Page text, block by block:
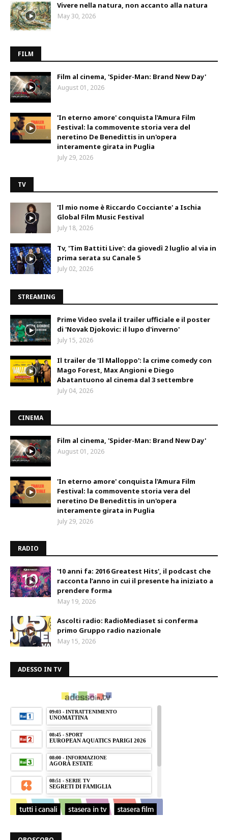
Vivere nella natura, non accanto alla natura
May 30, 2026
FILM
Film al cinema, 'Spider-Man: Brand New Day'
August 01, 2026
'In eterno amore' conquista l'Amura Film
Festival: la commovente storia vera del
neretino De Benedittis in un'opera
interamente girata in Puglia
July 29, 2026
TV
'Il mio nome è Riccardo Cocciante' a Ischia
Global Film Music Festival
July 18, 2026
Tv, 'Tim Battiti Live': da giovedì 2 luglio al via in
prima serata su Canale 5
July 02, 2026
STREAMING
Prime Video svela il trailer ufficiale e il poster
di 'Novak Djokovic: il lupo d'inverno'
July 15, 2026
Il trailer de 'Il Malloppo': la crime comedy con
Mago Forest, Max Angioni e Diego
Abatantuono al cinema dal 3 settembre
July 04, 2026
CINEMA
Film al cinema, 'Spider-Man: Brand New Day'
August 01, 2026
'In eterno amore' conquista l'Amura Film
Festival: la commovente storia vera del
neretino De Benedittis in un'opera
interamente girata in Puglia
July 29, 2026
RADIO
'10 anni fa: 2016 Greatest Hits', il podcast che
racconta l’anno in cui il presente ha iniziato a
prendere forma
May 19, 2026
Ascolti radio: RadioMediaset si conferma
primo Gruppo radio nazionale
May 15, 2026
ADESSO IN TV